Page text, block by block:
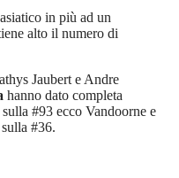
in più ad un
alto il numero di
Jaubert e Andre
hanno dato completa
sulla #93 ecco Vandoorne e
#36.